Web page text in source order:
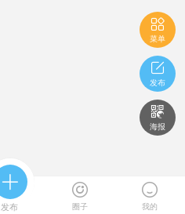

菜单

发布

海报

发布

圈子

我的